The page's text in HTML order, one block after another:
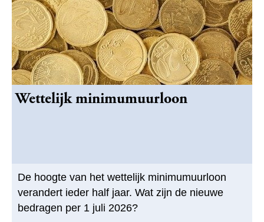
Wettelijk minimumuurloon
De hoogte van het wettelijk minimumuurloon
verandert ieder half jaar. Wat zijn de nieuwe
bedragen per 1 juli 2026?